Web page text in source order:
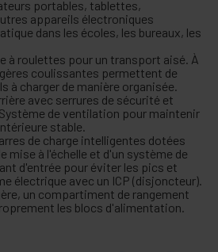
portables, tablettes,
appareils électroniques
dans les écoles, les bureaux, les
à roulettes pour un transport aisé. À
coulissantes permettent de
à charger de manière organisée.
avec serrures de sécurité et
de ventilation pour maintenir
stable.
de charge intelligentes dotées
mise à l'échelle et d'un système de
d'entrée pour éviter les pics et
électrique avec un ICP (disjoncteur).
un compartiment de rangement
les blocs d'alimentation.